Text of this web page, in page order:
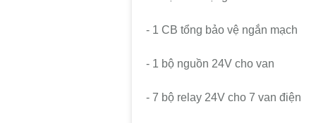
- 1 CB tổng bảo vệ ngắn mạch
- 1 bộ nguồn 24V cho van
- 7 bộ relay 24V cho 7 van điện